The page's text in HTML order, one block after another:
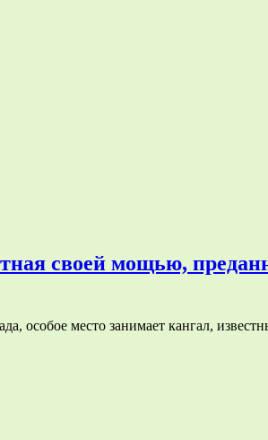
своей мощью,
особое место занимает кангал,